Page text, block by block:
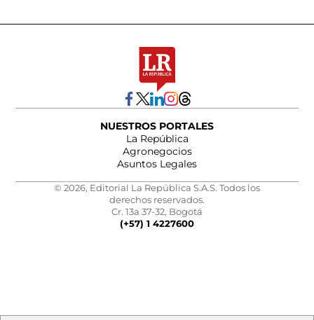
NUESTROS PORTALES
La República
Agronegocios
Asuntos Legales
© 2026, Editorial La República S.A.S. Todos los
derechos reservados.
Cr. 13a 37-32, Bogotá
(+57) 1 4227600